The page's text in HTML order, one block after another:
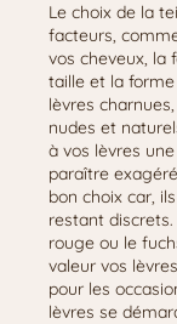
Le choix de la
facteurs,
vos cheveux, la
taille et la
lèvres
nudes et
à vos lèvres
paraître
bon choix car,
restant
rouge ou le
valeur vos
pour les
lèvres se